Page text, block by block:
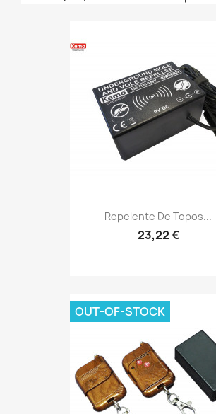
Repelente De Topos...
23,22 €
OUT-OF-STOCK